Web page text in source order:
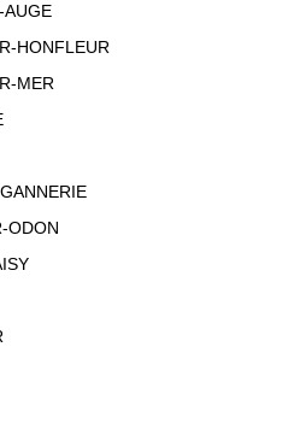
AUGE
HONFLEUR
MER
ODON